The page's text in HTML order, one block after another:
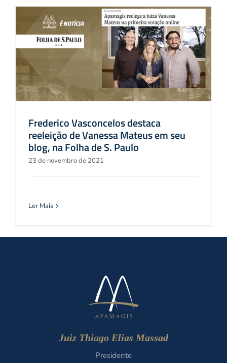
Frederico Vasconcelos destaca
reeleição de Vanessa Mateus em seu
blog, na Folha de S. Paulo
23 de novembro de 2021
Ler Mais
Juiz Thiago Elias Massad
Presidente